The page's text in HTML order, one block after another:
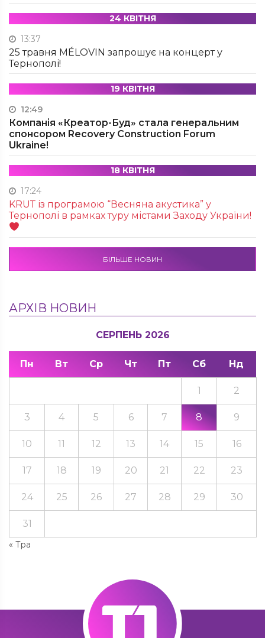
24 КВІТНЯ
13:37
25 травня MÉLOVIN запрошує на концерт у
Тернополі!
19 КВІТНЯ
12:49
Компанія «Креатор-Буд» стала генеральним
спонсором Recovery Construction Forum
Ukraine!
18 КВІТНЯ
17:24
KRUТ із програмою “Весняна акустика” у
Тернополі в рамках туру містами Заходу України!
БІЛЬШЕ НОВИН
АРХІВ НОВИН
СЕРПЕНЬ 2026
Пн Вт Ср Чт Пт Сб Нд
« Тра
1 2
3 4 5 6 7 8 9
10 11 12 13 14 15 16
17 18 19 20 21 22 23
24 25 26 27 28 29 30
31